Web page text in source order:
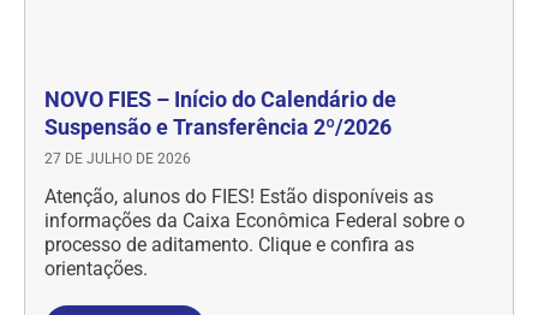
NOVO FIES – Início do Calendário de
Suspensão e Transferência 2º/2026
27 DE JULHO DE 2026
Atenção, alunos do FIES! Estão disponíveis as
informações da Caixa Econômica Federal sobre o
processo de aditamento. Clique e confira as
orientações.